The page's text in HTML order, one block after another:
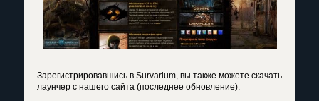
Зарегистрировавшись в Survarium, вы также можете скачать
лаунчер с нашего сайта (последнее обновление).